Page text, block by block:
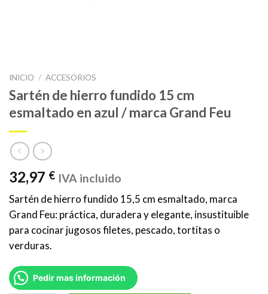
INICIO / ACCESORIOS
Sartén de hierro fundido 15 cm
esmaltado en azul / marca Grand Feu
32,97 € IVA incluido
Sartén de hierro fundido 15,5 cm esmaltado, marca
Grand Feu: práctica, duradera y elegante, insustituible
para cocinar jugosos filetes, pescado, tortitas o
verduras.
Pedir mas información